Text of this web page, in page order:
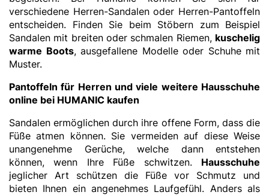
verschiedene Herren-Sandalen oder Herren-Pantoffeln
entscheiden. Finden Sie beim Stöbern zum Beispiel
Sandalen mit breiten oder schmalen Riemen, kuschelig
warme Boots, ausgefallene Modelle oder Schuhe mit
Muster.
Pantoffeln für Herren und viele weitere Hausschuhe
online bei HUMANIC kaufen
Sandalen ermöglichen durch ihre offene Form, dass die
Füße atmen können. Sie vermeiden auf diese Weise
unangenehme Gerüche, welche dann entstehen
können, wenn Ihre Füße schwitzen. Hausschuhe
jeglicher Art schützen die Füße vor Schmutz und
bieten Ihnen ein angenehmes Laufgefühl. Anders als